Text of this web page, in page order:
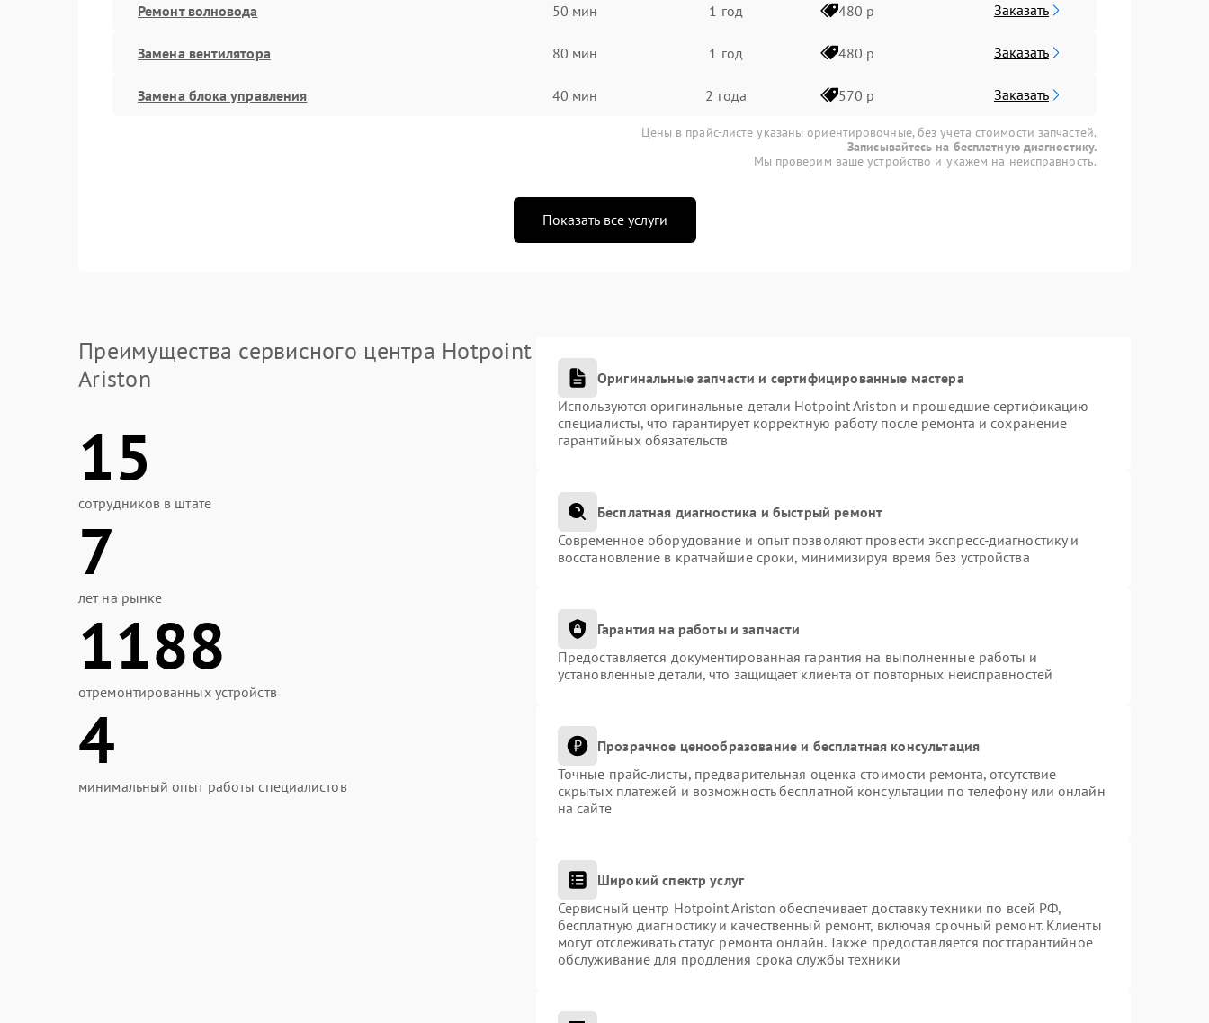
Ремонт волновода 50 мин 1 год 480 р Заказать
Замена вентилятора 80 мин 1 год 480 р Заказать
Замена блока управления 40 мин 2 года 570 р Заказать
Цены в прайс-листе указаны ориентировочные, без учета стоимости запчастей.
Записывайтесь на бесплатную диагностику.
Мы проверим ваше устройство и укажем на неисправность.
Показать все услуги
Преимущества сервисного центра Hotpoint
Ariston
15
сотрудников в штате
7
лет на рынке
1188
отремонтированных устройств
4
минимальный опыт работы специалистов
Оригинальные запчасти и сертифицированные мастера
Используются оригинальные детали Hotpoint Ariston и прошедшие сертификацию
специалисты, что гарантирует корректную работу после ремонта и сохранение
гарантийных обязательств
Бесплатная диагностика и быстрый ремонт
Современное оборудование и опыт позволяют провести экспресс-диагностику и
восстановление в кратчайшие сроки, минимизируя время без устройства
Гарантия на работы и запчасти
Предоставляется документированная гарантия на выполненные работы и
установленные детали, что защищает клиента от повторных неисправностей
Прозрачное ценообразование и бесплатная консультация
Точные прайс-листы, предварительная оценка стоимости ремонта, отсутствие
скрытых платежей и возможность бесплатной консультации по телефону или онлайн
на сайте
Широкий спектр услуг
Сервисный центр Hotpoint Ariston обеспечивает доставку техники по всей РФ,
бесплатную диагностику и качественный ремонт, включая срочный ремонт. Клиенты
могут отслеживать статус ремонта онлайн. Также предоставляется постгарантийное
обслуживание для продления срока службы техники